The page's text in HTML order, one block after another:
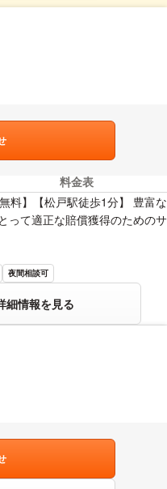
料金表
料】【松戸駅徒歩1分】 豊富な
って適正な賠償獲得のためのサ
夜間相談可
細情報を見る